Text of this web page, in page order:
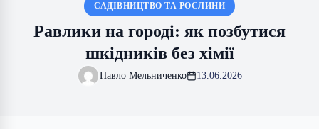
САДІВНИЦТВО ТА РОСЛИНИ
Равлики на городі: як позбутися
шкідників без хімії
Павло Мельниченко 13.06.2026